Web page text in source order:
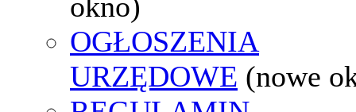
OGŁOSZENIA
URZĘDOWE (nowe